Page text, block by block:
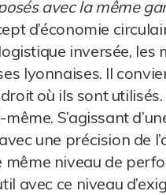
avec la même
d’économie
inversée,
lyonnaises. Il
où ils sont
S’agissant
une précision de
niveau de
avec ce niveau